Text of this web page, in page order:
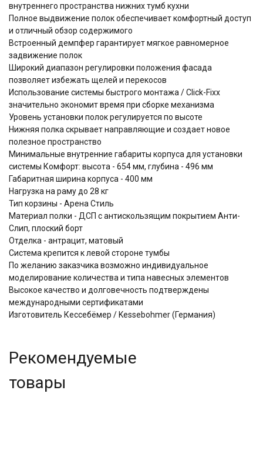
внутреннего пространства нижних тумб кухни
Полное выдвижение полок обеспечивает комфортный доступ
и отличный обзор содержимого
Встроенный демпфер гарантирует мягкое равномерное
задвижение полок
Широкий диапазон регулировки положения фасада
позволяет избежать щелей и перекосов
Использование системы быстрого монтажа / Click-Fixx
значительно экономит время при сборке механизма
Уровень установки полок регулируется по высоте
Нижняя полка скрывает направляющие и создает новое
полезное пространство
Минимальные внутренние габариты корпуса для установки
системы Комфорт: высота - 654 мм, глубина - 496 мм
Габаритная ширина корпуса - 400 мм
Нагрузка на раму до 28 кг
Тип корзины - Арена Стиль
Материал полки - ДСП с антискользящим покрытием Анти-
Слип, плоский борт
Отделка - антрацит, матовый
Система крепится к левой стороне тумбы
По желанию заказчика возможно индивидуальное
моделирование количества и типа навесных элементов
Высокое качество и долговечность подтверждены
международными сертификатами
Изготовитель Кессебёмер / Kessebohmer (Германия)
Рекомендуемые
товары